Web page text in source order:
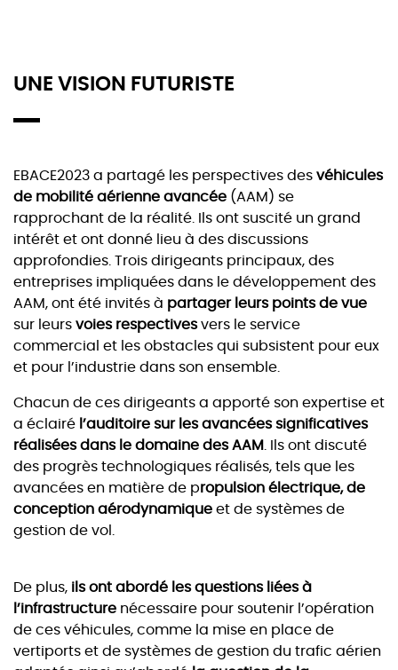
UNE VISION FUTURISTE
EBACE2023 a partagé les perspectives des véhicules
de mobilité aérienne avancée (AAM) se
rapprochant de la réalité. Ils ont suscité un grand
intérêt et ont donné lieu à des discussions
approfondies. Trois dirigeants principaux, des
entreprises impliquées dans le développement des
AAM, ont été invités à partager leurs points de vue
sur leurs voies respectivesvers le service
commercial et les obstacles qui subsistent pour eux
et pour l’industrie dans son ensemble.
Chacun de ces dirigeants a apporté son expertise et
a éclairé l’auditoire sur les avancées significatives
réalisées dans le domaine des AAM
. Ils ont discuté
des progrès technologiques réalisés, tels que les
avancées en matière de propulsion électrique, de
conception aérodynamique et de systèmes de
gestion de vol.
De plus, ils ont abordé les questions liées à
l’infrastructure nécessaire pour soutenir l’opération
de ces véhicules, comme la mise en place de
vertiports et de systèmes de gestion du trafic aérien